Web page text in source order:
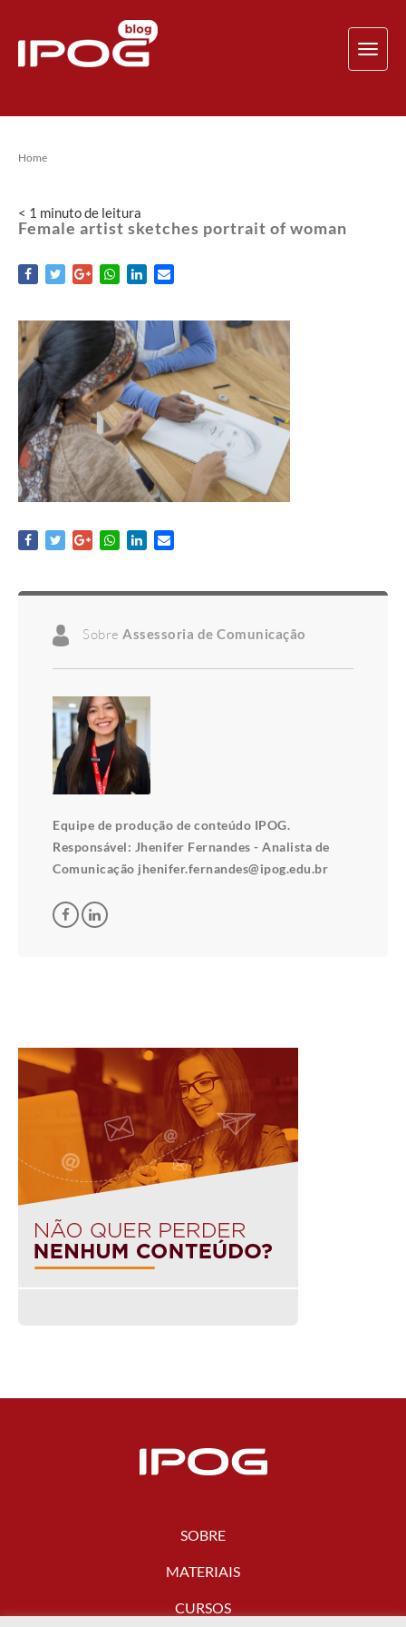
Home
< 1 minutode leitura
Female artist sketches portrait of woman
Sobre Assessoria de Comunicação
Equipe de produção de conteúdo IPOG.
Responsável: Jhenifer Fernandes - Analista de
Comunicação jhenifer.fernandes@ipog.edu.br
SOBRE
MATERIAIS
CURSOS